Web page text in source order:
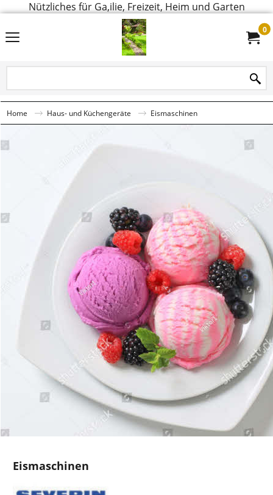
Nützliches für Ga,ilie, Freizeit, Heim und Garten
0
Home Haus- und Küchengeräte Eismaschinen
Eismaschinen